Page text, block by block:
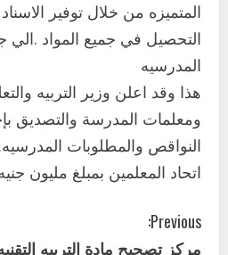
المتميزه من خلال توفير
التحصيل في جميع المواد .الي
المدرسيه
هذا وقد اعلن وزير التربيه
ومعلمات المدرسة والتصديق
النواقص والمطلوبات
اتحاد المعلمين بمبلغ مليون
C
Previous:
مركز تصحيح مادة التربيه